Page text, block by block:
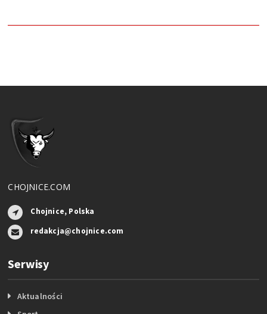
CHOJNICE.COM
Chojnice, Polska
redakcja@chojnice.com
Serwisy
Aktualności